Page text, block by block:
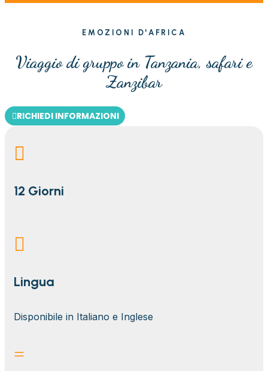
EMOZIONI D'AFRICA
Viaggio di gruppo in Tanzania, safari e
Zanzibar
RICHIEDI INFORMAZIONI

12 Giorni

Lingua
Disponibile in Italiano e Inglese
=